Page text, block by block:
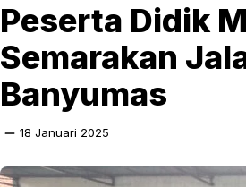
Peserta Didik
Semarakan
Banyumas
18 Januari 2025